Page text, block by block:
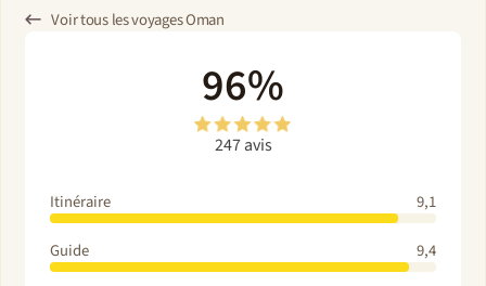
Voir tous les voyages Oman
96%
247 avis
Itinéraire 9,1
Guide 9,4